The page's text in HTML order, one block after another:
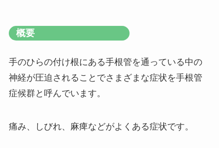
概要
手のひらの付け根にある手根管を通っている中の
神経が圧迫されることでさまざまな症状を手根管
症候群と呼んでいます。
痛み、しびれ、麻痺などがよくある症状です。